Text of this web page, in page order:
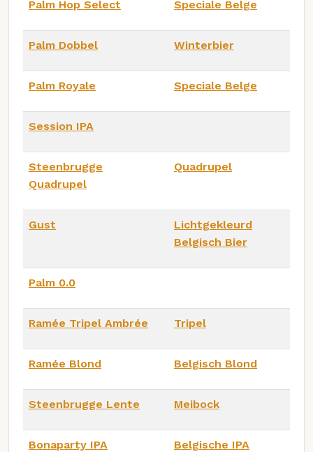
Palm Hop Select Speciale Belge
Palm Dobbel Winterbier
Palm Royale Speciale Belge
Session IPA
Steenbrugge
Quadrupel
Quadrupel
Gust
Lichtgekleurd
Belgisch Bier
Palm 0.0
Ramée Tripel Ambrée Tripel
Ramée Blond Belgisch Blond
Steenbrugge Lente Meibock
Bonaparty IPA Belgische IPA